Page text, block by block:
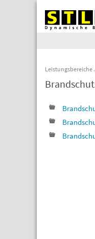
Leistungsbereiche